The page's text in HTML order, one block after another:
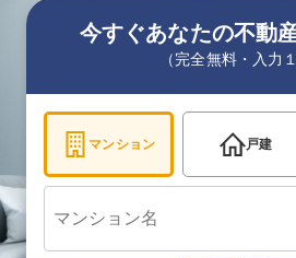
今すぐあなたの不動
（完全無料・入力
マンション 戸建